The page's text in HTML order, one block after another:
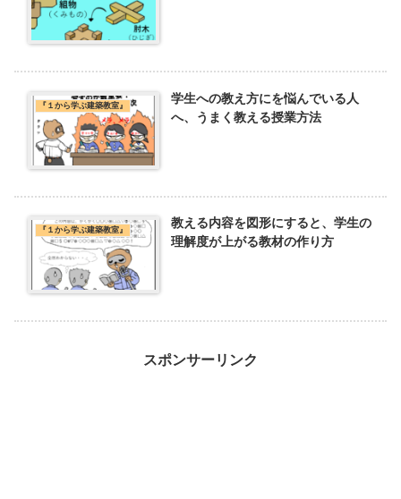
『１から学ぶ建築教室』
学生への教え方にを悩んでいる人
へ、うまく教える授業方法
『１から学ぶ建築教室』
教える内容を図形にすると、学生の
理解度が上がる教材の作り方
スポンサーリンク